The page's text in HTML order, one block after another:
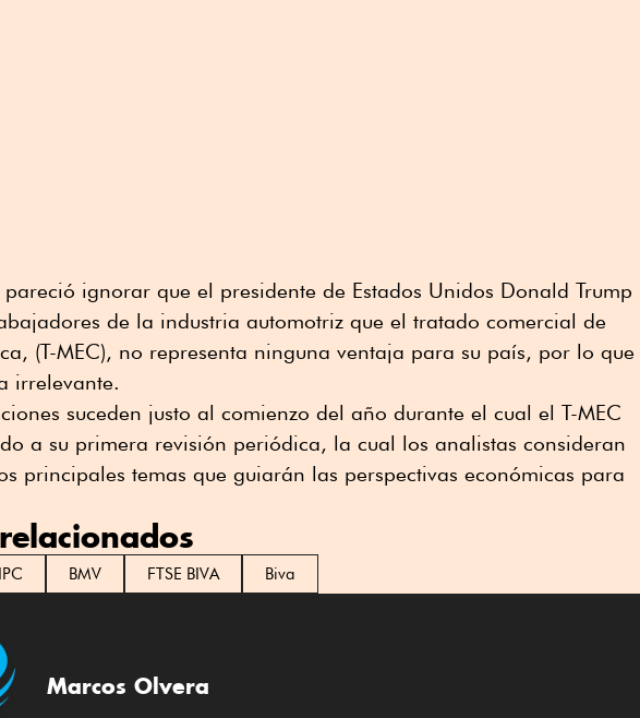
pareció ignorar que el presidente de Estados Unidos Donald Trump
de la industria automotriz que el tratado comercial de
(T-MEC), no representa ninguna ventaja para su país, por lo que
irrelevante.
suceden justo al comienzo del año durante el cual el T-MEC
a su primera revisión periódica, la cual los analistas consideran
principales temas que guiarán las perspectivas económicas para
BMV FTSE BIVA Biva
Marcos Olvera